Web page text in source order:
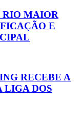
RIO MAIOR
E
RECEBE A
LIGA DOS